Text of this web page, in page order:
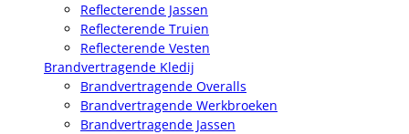
Reflecterende Jassen
Reflecterende Truien
Reflecterende Vesten
Brandvertragende Kledij
Brandvertragende Overalls
Brandvertragende Werkbroeken
Brandvertragende Jassen